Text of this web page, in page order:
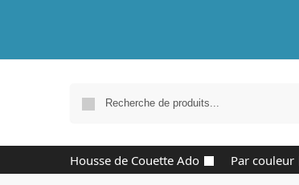
Housse de Couette Ado Par couleur